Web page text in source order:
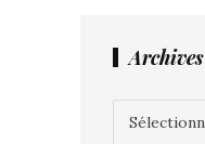
Archives